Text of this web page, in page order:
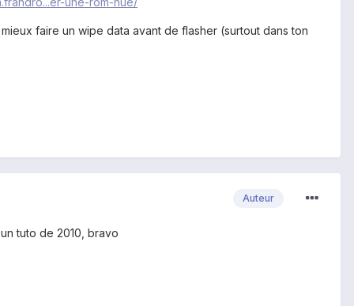
faire un wipe data avant de flasher (surtout dans ton
Auteur
tuto de 2010, bravo